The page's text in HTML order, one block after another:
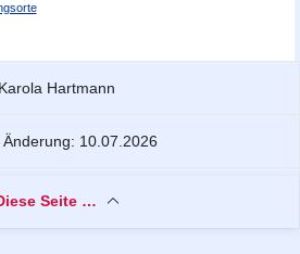
Karola Hartmann
Änderung: 10.07.2026
Seite …